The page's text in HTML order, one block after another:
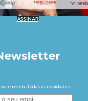
ASSINAR
e receba todas as novidades.